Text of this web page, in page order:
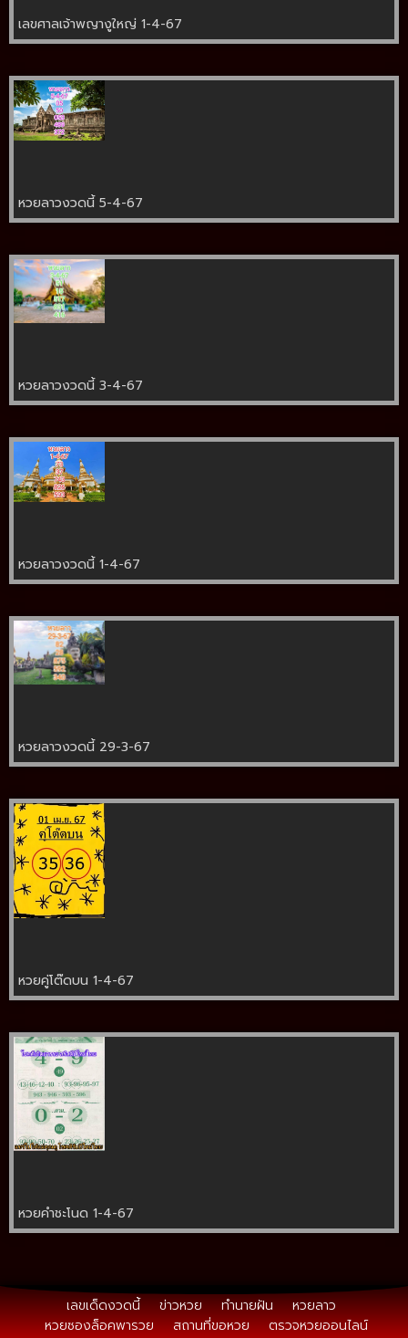
เลขศาลเจ้าพญางูใหญ่ 1-4-67
หวยลาวงวดนี้ 5-4-67
หวยลาวงวดนี้ 3-4-67
หวยลาวงวดนี้ 1-4-67
หวยลาวงวดนี้ 29-3-67
หวยคู่โต๊ดบน 1-4-67
หวยคำชะโนด 1-4-67
เลขเด็ดงวดนี้ ข่าวหวย ทำนายฝัน
หวยลาว
หวยซองล็อคพารวย
สถานที่ขอหวย ตรวจหวยออนไลน์